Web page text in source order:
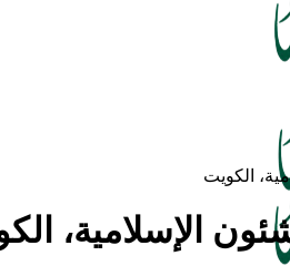
الكويت
الإسلامية،